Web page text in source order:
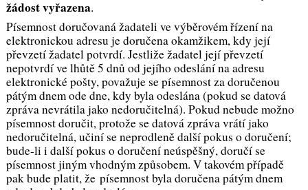
žádost vyřazena.
Písemnost doručovaná žadateli ve výběrovém řízení na
elektronickou adresu je doručena okamžikem, kdy její
převzetí žadatel potvrdí. Jestliže žadatel její převzetí
nepotvrdí ve lhůtě 5 dnů od jejího odeslání na adresu
elektronické pošty, považuje se písemnost za doručenou
pátým dnem ode dne, kdy byla odeslána (pokud se datová
zpráva nevrátila jako nedoručitelná). Pokud nebude možno
písemnost doručit, protože se datová zpráva vrátí jako
nedoručitelná, učiní se neprodleně další pokus o doručení;
bude-li i další pokus o doručení neúspěšný, doručí se
písemnost jiným vhodným způsobem. V takovém případě
pak bude platit, že písemnost byla doručena pátým dnem